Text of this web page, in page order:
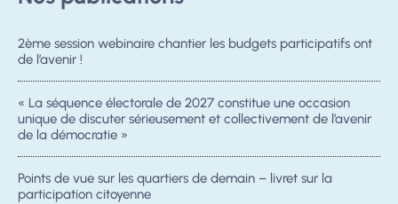
2ème session webinaire chantier les budgets participatifs ont
de l’avenir !
« La séquence électorale de 2027 constitue une occasion
unique de discuter sérieusement et collectivement de l’avenir
de la démocratie »
Points de vue sur les quartiers de demain – livret sur la
participation citoyenne